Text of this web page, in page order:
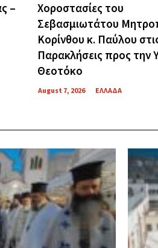
–
Χοροστασίες του
Σεβασμιωτάτου
Κορίνθου κ. Παύλου
Παρακλήσεις προς την
Θεοτόκο
August 7, 2026 ΕΛΛΑΔΑ